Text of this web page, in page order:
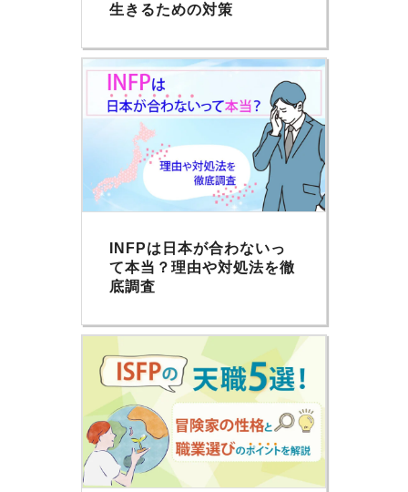
生きるための対策
INFPは日本が合わないっ
て本当？理由や対処法を徹
底調査